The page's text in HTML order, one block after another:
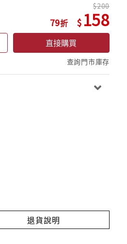
79
200
158
直接購買
查詢門市庫存
退貨說明